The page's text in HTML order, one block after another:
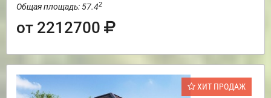
Общая площадь: 57.42
от 2212700
ХИТ ПРОДАЖ